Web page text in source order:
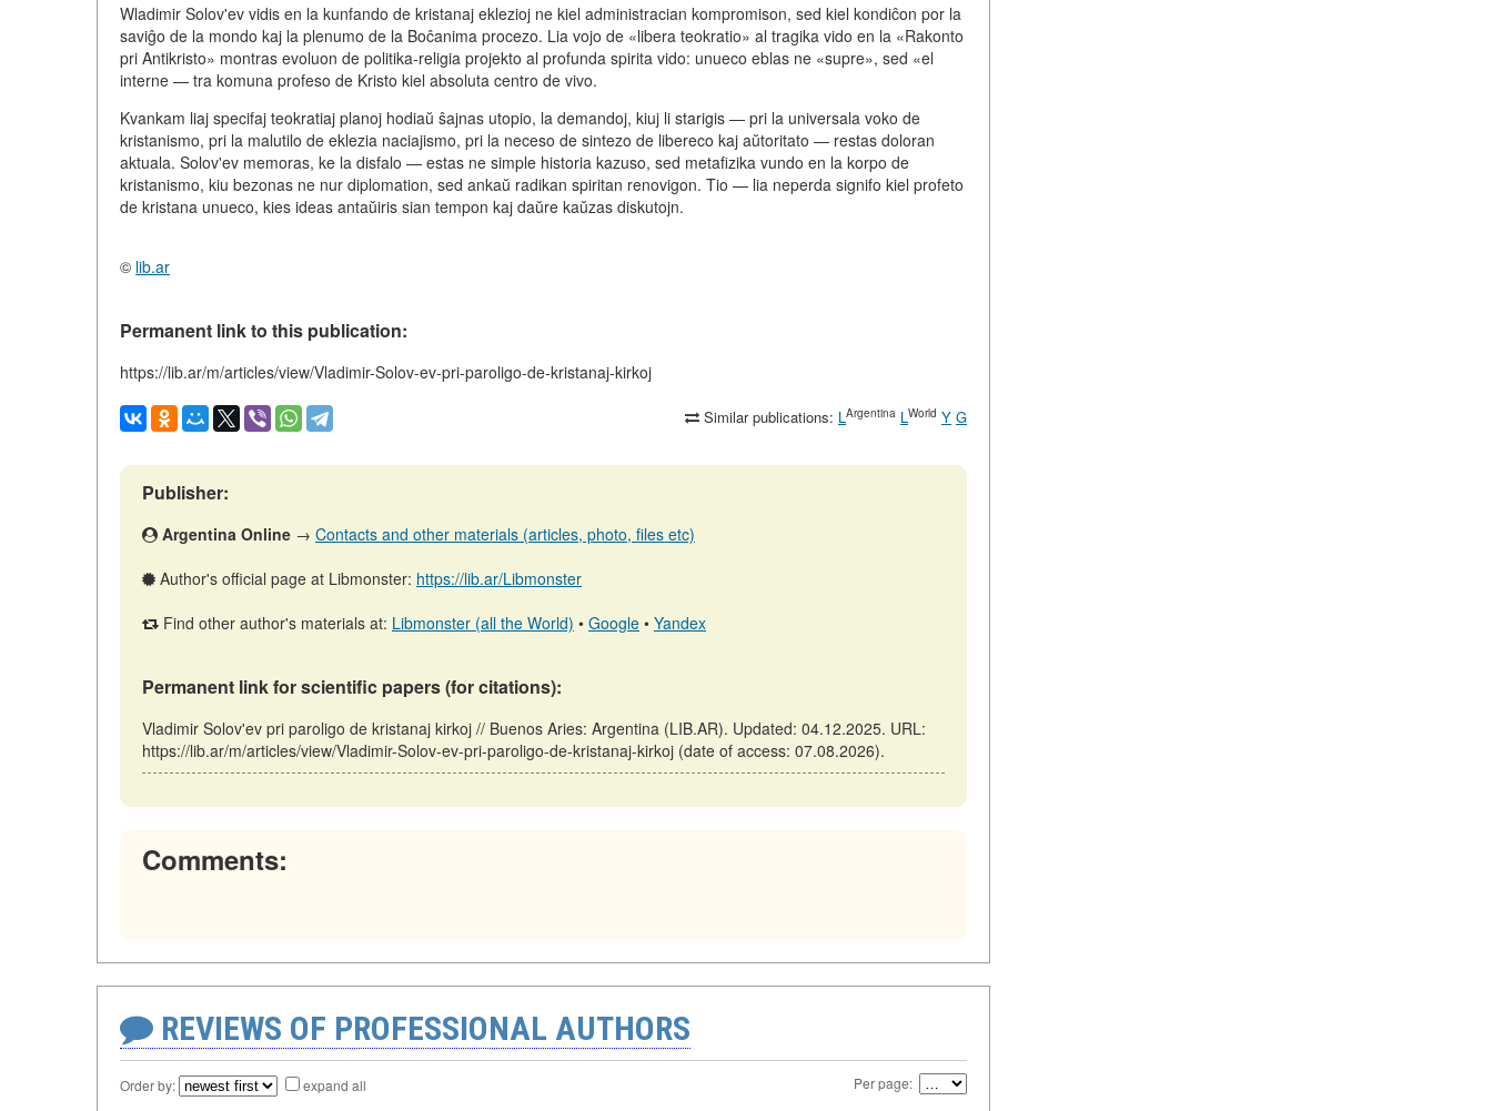
Wladimir Solov'ev vidis en la kunfando de kristanaj eklezioj ne kiel administracian kompromison, sed kiel kondiĉon por la
saviĝo de la mondo kaj la plenumo de la Boĉanima procezo. Lia vojo de «libera teokratio» al tragika vido en la «Rakonto
pri Antikristo» montras evoluon de politika-religia projekto al profunda spirita vido: unueco eblas ne «supre», sed «el
interne — tra komuna profeso de Kristo kiel absoluta centro de vivo.
Kvankam liaj specifaj teokratiaj planoj hodiaŭ ŝajnas utopio, la demandoj, kiuj li starigis — pri la universala voko de
kristanismo, pri la malutilo de eklezia naciajismo, pri la neceso de sintezo de libereco kaj aŭtoritato — restas doloran
aktuala. Solov'ev memoras, ke la disfalo — estas ne simple historia kazuso, sed metafizika vundo en la korpo de
kristanismo, kiu bezonas ne nur diplomation, sed ankaŭ radikan spiritan renovigon. Tio — lia neperda signifo kiel profeto
de kristana unueco, kies ideas antaŭiris sian tempon kaj daŭre kaŭzas diskutojn.
© lib.ar
Permanent link to this publication:
https://lib.ar/m/articles/view/Vladimir-Solov-ev-pri-paroligo-de-kristanaj-kirkoj
Similar publications: LArgentina LWorld Y G
Publisher:
Argentina Online → Contacts and other materials (articles, photo, files etc)
Author's official page at Libmonster: https://lib.ar/Libmonster
Find other author's materials at: Libmonster (all the World) • Google • Yandex
Permanent link for scientific papers (for citations):
Vladimir Solov'ev pri paroligo de kristanaj kirkoj // Buenos Aries: Argentina (LIB.AR). Updated: 04.12.2025. URL:
https://lib.ar/m/articles/view/Vladimir-Solov-ev-pri-paroligo-de-kristanaj-kirkoj (date of access: 07.08.2026).
Comments:
REVIEWS OF PROFESSIONAL AUTHORS
Order by: expand all Per page: